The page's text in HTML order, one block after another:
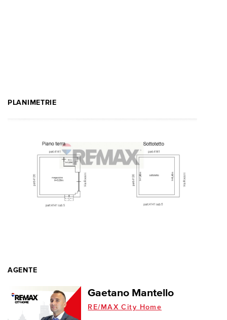
PLANIMETRIE
AGENTE
Gaetano Mantello
RE/MAX City Home